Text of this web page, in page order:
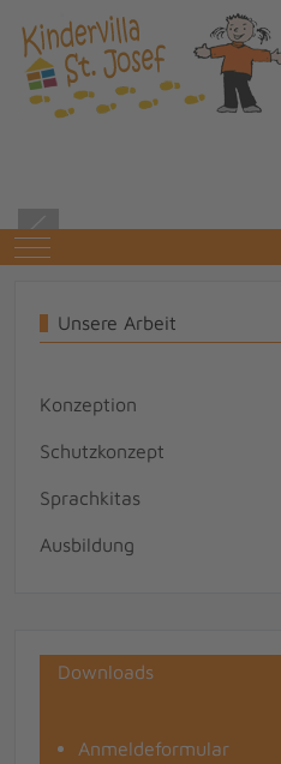
Mobile Menu Toggle
Unsere Arbeit
Konzeption
Schutzkonzept
Sprachkitas
Ausbildung
Downloads
Anmeldeformular